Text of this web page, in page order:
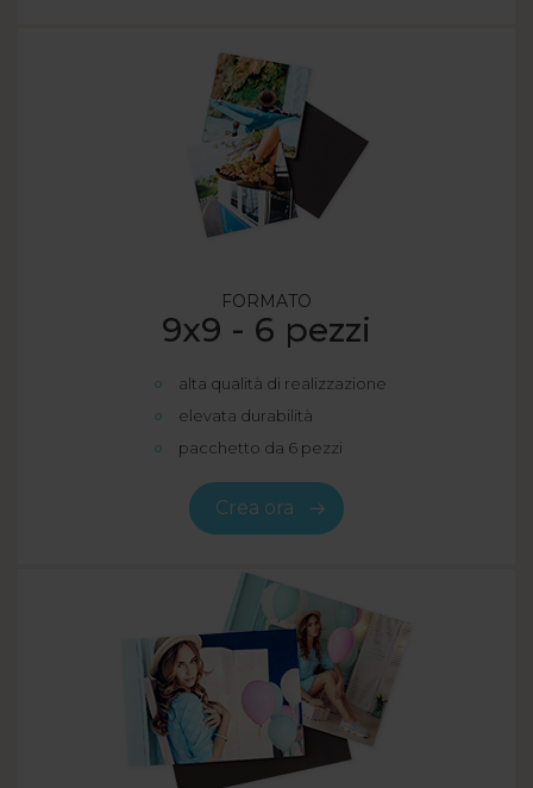
FORMATO
9x9 - 6 pezzi
alta qualità di realizzazione
elevata durabilità
pacchetto da 6 pezzi
Crea ora